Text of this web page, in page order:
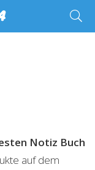
Notiz Buch
auf dem